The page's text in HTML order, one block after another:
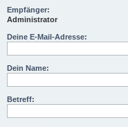
Empfänger:
Administrator
Deine E-Mail-Adresse:
Dein Name:
Betreff: